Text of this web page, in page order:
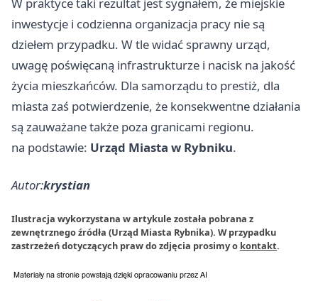
inwestycje i codzienna organizacja pracy nie są
dziełem przypadku. W tle widać sprawny urząd,
uwagę poświęcaną infrastrukturze i nacisk na jakość
życia mieszkańców. Dla samorządu to prestiż, dla
miasta zaś potwierdzenie, że konsekwentne działania
są zauważane także poza granicami regionu.
na podstawie: Urząd Miasta w Rybniku.
Autor:krystian
Ilustracja wykorzystana w artykule została pobrana z
zewnętrznego źródła (Urząd Miasta Rybnika). W przypadku
zastrzeżeń dotyczących praw do zdjęcia prosimy o kontakt.